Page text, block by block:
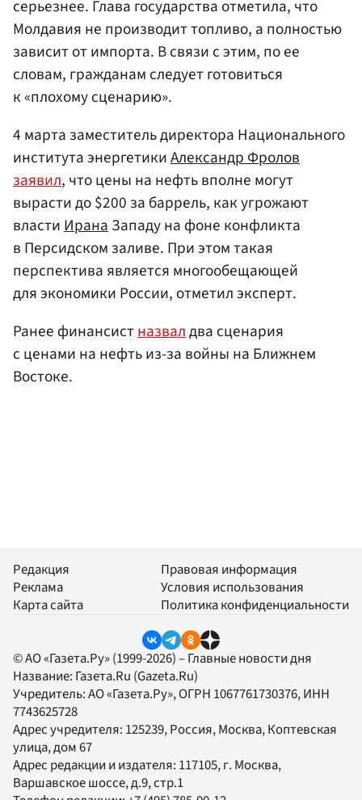
серьезнее. Глава государства отметила, что
Молдавия не производит топливо, а полностью
зависит от импорта. В связи с этим, по ее
словам, гражданам следует готовиться
к «плохому сценарию».
4 марта заместитель директора Национального
института энергетикиАлександр Фролов
заявил, что цены на нефть вполне могут
вырасти до $200 за баррель, как угрожают
властиИранаЗападу на фоне конфликта
в Персидском заливе. При этом такая
перспектива является многообещающей
для экономики России, отметил эксперт.
Ранее финансистназвалдва сценария
с ценами на нефть из-за войны на Ближнем
Востоке.
Редакция
Реклама
Карта сайта
Правовая информация
Условия использования
Политика конфиденциальности
© АО «Газета.Ру» (1999-2026) – Главные новости дня
Название: Газета.Ru (Gazeta.Ru)
Учредитель:АО «Газета.Ру», ОГРН 1067761730376, ИНН
7743625728
Адрес учредителя: 125239, Россия, Москва, Коптевская
улица, дом 67
Адрес редакции и издателя: 117105, г. Москва,
Варшавское шоссе, д.9, стр.1